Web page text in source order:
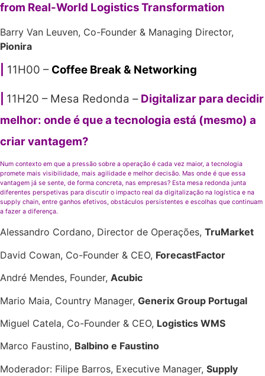
from Real-World Logistics Transformation
Barry Van Leuven, Co-Founder & Managing Director,
Pionira
11H00 – Coffee Break & Networking
11H20 – Mesa Redonda – Digitalizar para decidir
melhor: onde é que a tecnologia está (mesmo) a
criar vantagem?
Num contexto em que a pressão sobre a operação é cada vez maior, a tecnologia
promete mais visibilidade, mais agilidade e melhor decisão. Mas onde é que essa
vantagem já se sente, de forma concreta, nas empresas? Esta mesa redonda junta
diferentes perspetivas para discutir o impacto real da digitalização na logística e na
supply chain, entre ganhos efetivos, obstáculos persistentes e escolhas que continuam
a fazer a diferença.
Alessandro Cordano, Director de Operações, TruMarket
David Cowan, Co-Founder & CEO, ForecastFactor
André Mendes, Founder, Acubic
Mario Maia, Country Manager, Generix Group Portugal
Miguel Catela, Co-Founder & CEO, Logistics WMS
Marco Faustino, Balbino e Faustino
Moderador: Filipe Barros, Executive Manager, Supply